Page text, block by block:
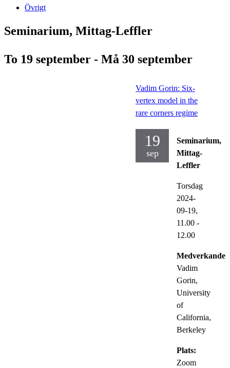
Övrigt
Seminarium, Mittag-Leffler
To 19 september - Må 30 september
Vadim Gorin: Six-
vertex model in the
rare corners regime
19
sep
Seminarium,
Mittag-
Leffler
Torsdag
2024-
09-19,
11.00 -
12.00
Medverkande:
Vadim
Gorin,
University
of
California,
Berkeley
Plats:
Zoom